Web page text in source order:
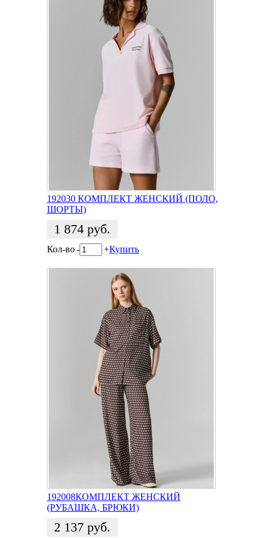
192030 КОМПЛЕКТ ЖЕНСКИЙ (ПОЛО,
ШОРТЫ)
1 874 руб.
Кол-во- +Купить
192008КОМПЛЕКТ ЖЕНСКИЙ
(РУБАШКА, БРЮКИ)
2 137 руб.